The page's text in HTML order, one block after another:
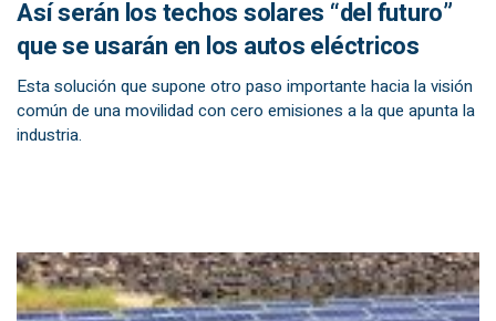
Así serán los techos solares “del futuro”
que se usarán en los autos eléctricos
Esta solución que supone otro paso importante hacia la visión
común de una movilidad con cero emisiones a la que apunta la
industria.